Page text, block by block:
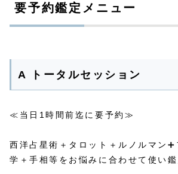
要予約鑑定メニュー
A トータルセッション
≪当日1時間前迄に要予約≫
西洋占星術＋タロット＋ルノルマン
学＋手相等をお悩みに合わせて使い鑑